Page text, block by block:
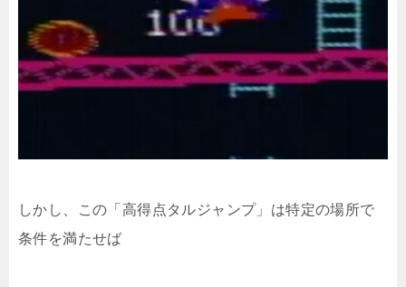
しかし、この「高得点タルジャンプ」は特定の場所で
条件を満たせば